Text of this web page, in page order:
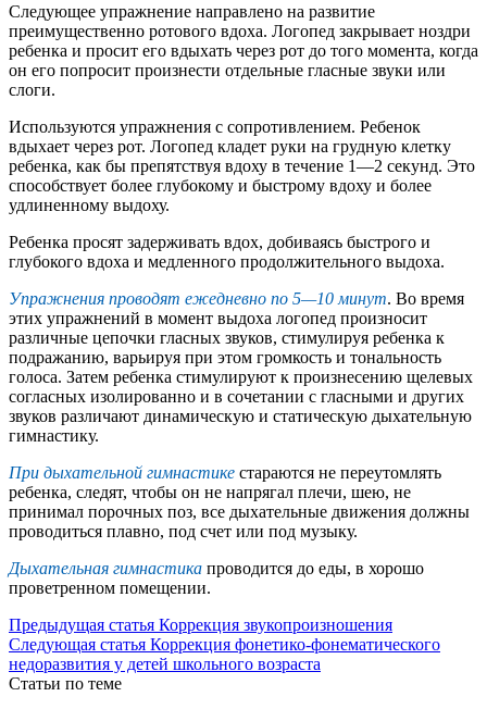
Следующее упражнение направлено на развитие
преимущественно ротового вдоха. Логопед закрывает ноздри
ребенка и просит его вдыхать через рот до того момента, когда
он его попросит произнести отдельные гласные звуки или
слоги.
Используются упражнения с сопротивлением. Ребенок
вдыхает через рот. Логопед кладет руки на грудную клетку
ребенка, как бы препятствуя вдоху в течение 1—2 секунд. Это
способствует более глубокому и быстрому вдоху и более
удлиненному выдоху.
Ребенка просят задерживать вдох, добиваясь быстрого и
глубокого вдоха и медленного продолжительного выдоха.
Упражнения проводят ежедневно по 5—10 минут. Во время
этих упражнений в момент выдоха логопед произносит
различные цепочки гласных звуков, стимулируя ребенка к
подражанию, варьируя при этом громкость и тональность
голоса. Затем ребенка стимулируют к произнесению щелевых
согласных изолированно и в сочетании с гласными и других
звуков различают динамическую и статическую дыхательную
гимнастику.
При дыхательной гимнастике стараются не переутомлять
ребенка, следят, чтобы он не напрягал плечи, шею, не
принимал порочных поз, все дыхательные движения должны
проводиться плавно, под счет или под музыку.
Дыхательная гимнастика проводится до еды, в хорошо
проветренном помещении.
Предыдущая статья Коррекция звукопроизношения
Следующая статья Коррекция фонетико-фонематического
недоразвития у детей школьного возраста
Статьи по теме